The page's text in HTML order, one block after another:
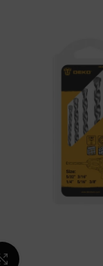
Κλικ για μεγέθυνση